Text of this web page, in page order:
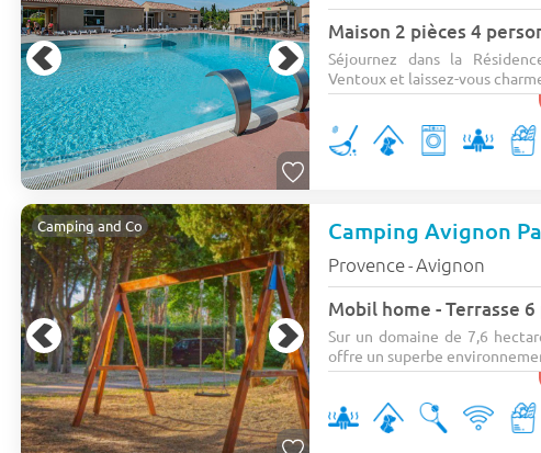
Maison 2 pièces 4
Séjournez dans la
Ventoux et laissez-vous
Camping and Co Camping Avignon
Provence-Avignon
Mobil home - Terrasse 6
Sur un domaine de 7,6
offre un superbe